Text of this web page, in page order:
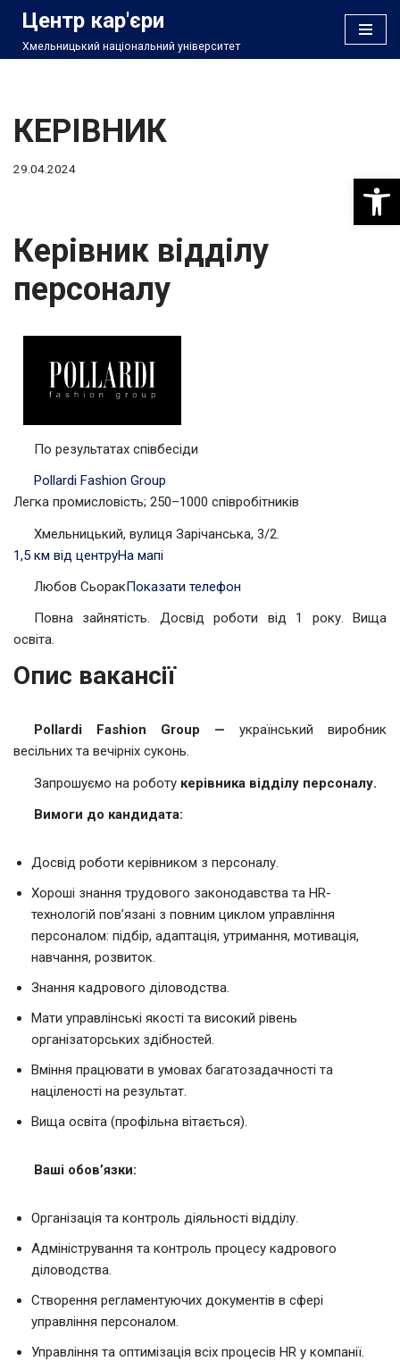
Перейти
Центр кар'єри
Хмельницький національний університет
КЕРІВНИК
29.04.2024
Керівник відділу
персоналу
По результатах співбесіди
Pollardi Fashion Group
Легка промисловість; 250–1000 співробітників
Хмельницький, вулиця Зарічанська, 3/2.
1,5 км від центруНа мапі
Любов СьоракПоказати телефон
Повна зайнятість. Досвід роботи від 1 року. Вища
освіта.
Опис вакансії
Pollardi Fashion Group — український виробник
весільних та вечірніх суконь.
Запрошуємо на роботу керівника відділу персоналу.
Вимоги до кандидата:
Досвід роботи керівником з персоналу.
Хороші знання трудового законодавства та HR-
технологій пов’язані з повним циклом управління
персоналом: підбір, адаптація, утримання, мотивація,
навчання, розвиток.
Знання кадрового діловодства.
Мати управлінські якості та високий рівень
організаторських здібностей.
Вміння працювати в умовах багатозадачності та
націленості на результат.
Вища освіта (профільна вітається).
Ваші обов’язки:
Організація та контроль діяльності відділу.
Адміністрування та контроль процесу кадрового
діловодства.
Створення регламентуючих документів в сфері
управління персоналом.
Управління та оптимізація всіх процесів HR у компанії.